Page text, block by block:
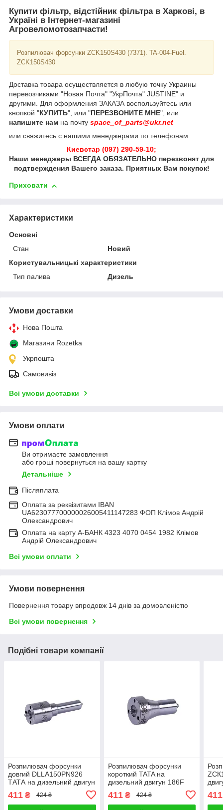
Купити фільтр, відстійник фільтра в Харкові, в
Україні в Інтернет-магазині
Агровеломотозапчасти!
Розпилювач форсунки ZCK150S430 (7371). TA-004-Fuel.
ZCK150S430
Доставка товара осуществляется в любую точку Украины
перевозчиками "Новая Почта" "УкрПочта" JUSTINE" и
другими. Для оформления ЗАКАЗА воспользуйтесь или
кнопкой "КУПИТЬ", или "ПЕРЕЗВОНИТЕ МНЕ", или
напишите нам на почту space_of_parts@ukr.net
или свяжитесь с нашими менеджерами по телефонам:
Киевстар (097) 290-59-10;
Наши менеджеры ВСЕГДА ОБЯЗАТЕЛЬНО перезвонят для
подтверждения Вашего заказа. Приятных Вам покупок!
Приховати
Характеристики
Основні
Стан
Новий
Користувальницькі характеристики
Тип палива
Дизель
Умови доставки
Нова Пошта
Магазини Rozetka
Укрпошта
Самовивіз
Всі умови доставки
Умови оплати
Ви отримаєте замовлення
або гроші повернуться на вашу картку
Детальніше
Післяплата
Оплата за реквізитами IBAN
UA623077700000026005411147283 ФОП Клімов Андрій
Олександрович
Оплата на карту А-БАНК 4323 4070 0454 1982 Клімов
Андрій Олександрович
Всі умови оплати
Умови повернення
Повернення товару впродовж 14 днів за домовленістю
Всі умови повернення
Подібні товари компанії
Розпилювач форсунки
довгий DLLA150PN926
ТАТА на дизельний двигун
186F для генератора GN
5 KW, мотоблока ZUBR
411 ₴ 424 ₴
Розпилювач форсунки
короткий TATA на
дизельний двигун 186F
для генератора GN 5 KW,
мотоблока Витязь/КАМА
411₴ 424 ₴ 411